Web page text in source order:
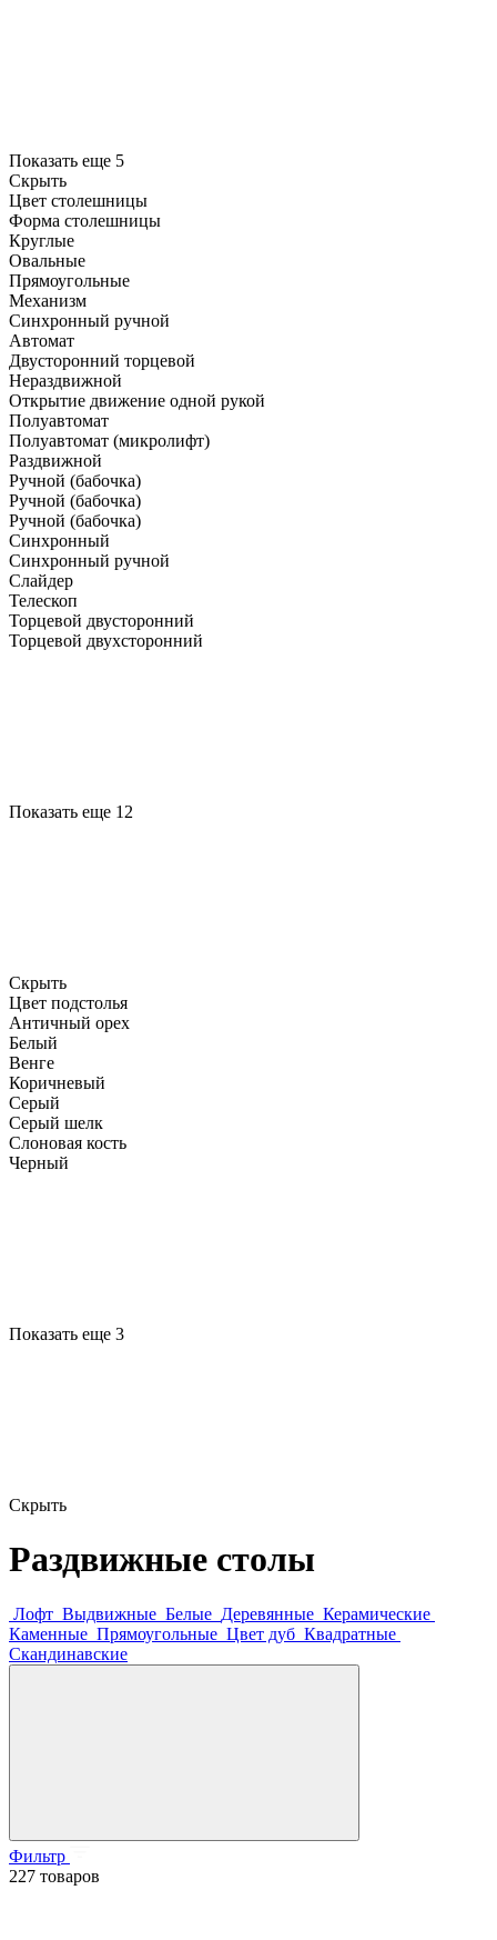
Показать еще 5
Скрыть
Цвет столешницы
Форма столешницы
Круглые
Овальные
Прямоугольные
Механизм
Синхронный ручной
Автомат
Двусторонний торцевой
Нераздвижной
Открытие движение одной рукой
Полуавтомат
Полуавтомат (микролифт)
Раздвижной
Ручной (бабочка)
Ручной (бабочка)
Ручной (бабочка)
Синхронный
Синхронный ручной
Слайдер
Телескоп
Торцевой двусторонний
Торцевой двухсторонний
Показать еще 12
Скрыть
Цвет подстолья
Античный орех
Белый
Венге
Коричневый
Серый
Серый шелк
Слоновая кость
Черный
Показать еще 3
Скрыть
Раздвижные столы
Лофт Выдвижные Белые Деревянные Керамические
Каменные Прямоугольные Цвет дуб Квадратные
Скандинавские
Фильтр
227 товаров